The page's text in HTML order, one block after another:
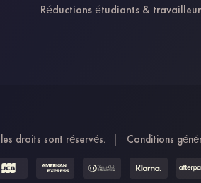
Réductions étudiants &
droits sont réservés. Conditions